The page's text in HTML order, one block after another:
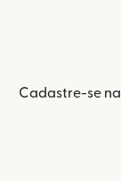
Cadastre-se